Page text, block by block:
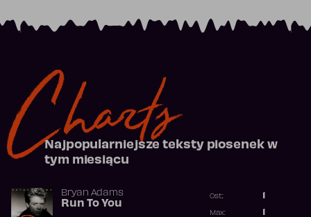
Charts
Najpopularniejsze teksty piosenek w
tym miesiącu
Bryan Adams
Run To You
Ost.:
Max: